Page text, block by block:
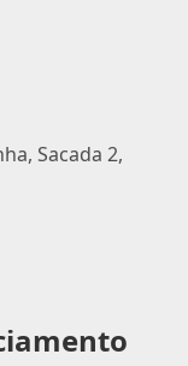
Sacada 2,